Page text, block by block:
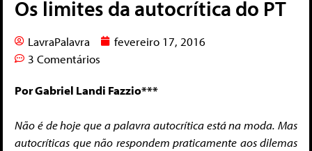
Os limites da autocrítica do PT
LavraPalavra
fevereiro 17, 2016
3 Comentários
Por Gabriel Landi Fazzio***
Não é de hoje que a palavra autocrítica está na moda. Mas
autocríticas que não respondem praticamente aos dilemas